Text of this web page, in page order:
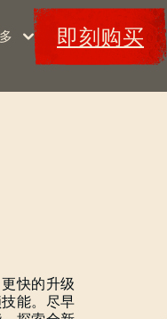
活动
特典
即刻购买
快的升级
能。尽早